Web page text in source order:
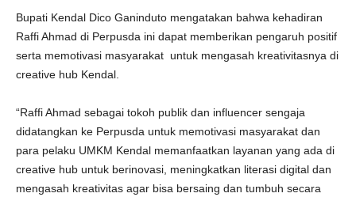
Bupati Kendal Dico Ganinduto mengatakan bahwa kehadiran
Raffi Ahmad di Perpusda ini dapat memberikan pengaruh positif
serta memotivasi masyarakat untuk mengasah kreativitasnya di
creative hub Kendal.
“Raffi Ahmad sebagai tokoh publik dan influencer sengaja
didatangkan ke Perpusda untuk memotivasi masyarakat dan
para pelaku UMKM Kendal memanfaatkan layanan yang ada di
creative hub untuk berinovasi, meningkatkan literasi digital dan
mengasah kreativitas agar bisa bersaing dan tumbuh secara